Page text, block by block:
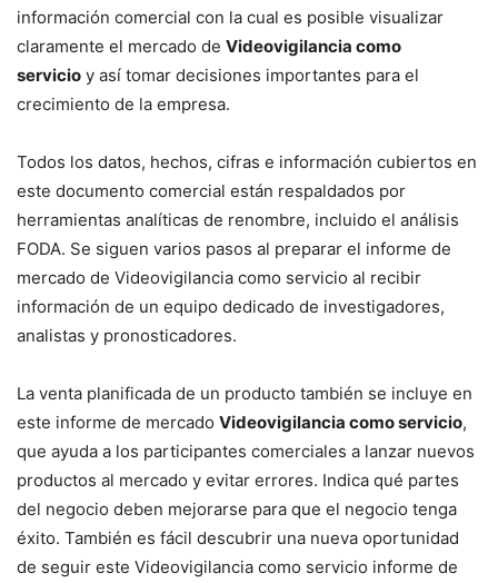
información comercial con la cual es posible visualizar
claramente el mercado de Videovigilancia como
servicio y así tomar decisiones importantes para el
crecimiento de la empresa.
Todos los datos, hechos, cifras e información cubiertos en
este documento comercial están respaldados por
herramientas analíticas de renombre, incluido el análisis
FODA. Se siguen varios pasos al preparar el informe de
mercado de Videovigilancia como servicio al recibir
información de un equipo dedicado de investigadores,
analistas y pronosticadores.
La venta planificada de un producto también se incluye en
este informe de mercado Videovigilancia como servicio,
que ayuda a los participantes comerciales a lanzar nuevos
productos al mercado y evitar errores. Indica qué partes
del negocio deben mejorarse para que el negocio tenga
éxito. También es fácil descubrir una nueva oportunidad
de seguir este Videovigilancia como servicio informe de